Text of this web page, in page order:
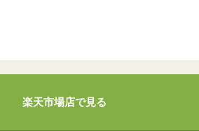
楽天市場店で見る